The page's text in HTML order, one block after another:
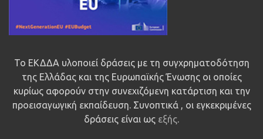
Το ΕΚΔΔΑ υλοποιεί δράσεις με τη συγχρηματοδότηση
της Ελλάδας και της Ευρωπαϊκής Ένωσης οι οποίες
κυρίως αφορούν στην συνεχιζόμενη κατάρτιση και την
προεισαγωγική εκπαίδευση. Συνοπτικά , οι εγκεκριμένες
δράσεις είναι ως εξής.